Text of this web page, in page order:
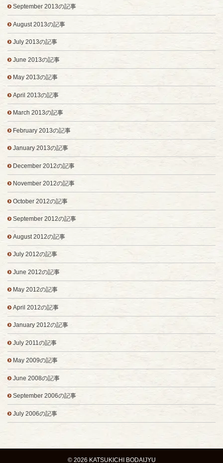
September 2013の記事
August 2013の記事
July 2013の記事
June 2013の記事
May 2013の記事
April 2013の記事
March 2013の記事
February 2013の記事
January 2013の記事
December 2012の記事
November 2012の記事
October 2012の記事
September 2012の記事
August 2012の記事
July 2012の記事
June 2012の記事
May 2012の記事
April 2012の記事
January 2012の記事
July 2011の記事
May 2009の記事
June 2008の記事
September 2006の記事
July 2006の記事
© 2026 KATSUKICHI BODAIJYU